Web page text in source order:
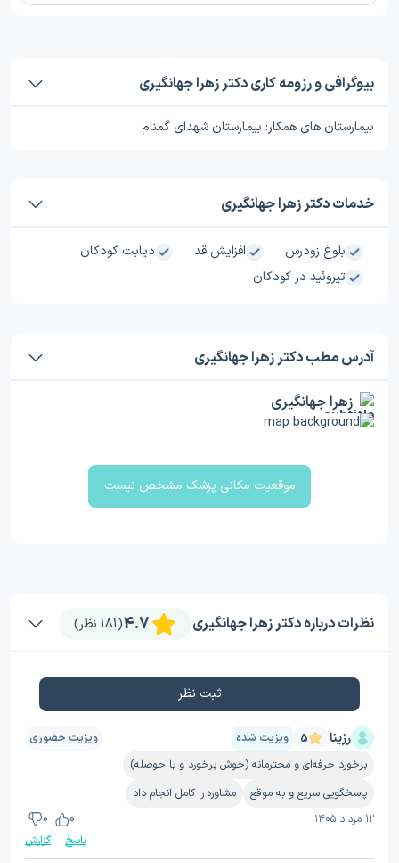
بیوگرافی و رزومه کاری دکتر زهرا جهانگیری
بیمارستان های همکار: بیمارستان شهدای گمنام
خدمات دکتر زهرا جهانگیری
بلوغ زودرس افزایش قد
دیابت کودکان
تیروئید در کودکان
آدرس مطب دکتر زهرا جهانگیری
زهرا جهانگیری
موقعیت مکانی پزشک مشخص نیست
نظرات درباره دکتر زهرا جهانگیری (181 نظر)4.7
ثبت نظر
رزینا 5 ویزیت شده
ویزیت حضوری
برخورد حرفه‌ای و محترمانه (خوش برخورد و با حوصله)
پاسخگویی سریع و به موقع
مشاوره را کامل انجام داد
۱۲ مرداد ۱۴۰۵
0
0
پاسخ
گزارش